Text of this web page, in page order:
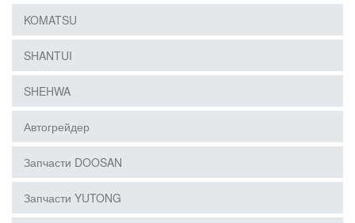
KOMATSU
SHANTUI
SHEHWA
Автогрейдер
Запчасти DOOSAN
Запчасти YUTONG